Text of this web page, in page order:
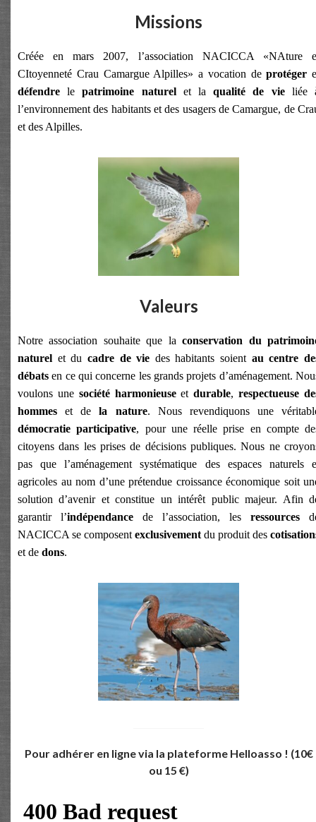
Missions
Créée en mars 2007, l’association NACICCA «NAture
CItoyenneté Crau Camargue Alpilles» a vocation deprotéger
défendre lepatrimoine naturelet laqualité de vieliée
l’environnement des habitants et des usagers de Camargue, de
et des Alpilles.
Valeurs
Notre association souhaite que laconservation du
naturel et du cadre de vie des habitants soient au centre
débats en ce qui concerne les grands projets d’aménagement.
voulons une société harmonieuseetdurable,respectueuse
hommes et dela nature. Nous revendiquons une
démocratie participative, pour une réelle prise en compte
citoyens dans les prises de décisions publiques. Nous ne
pas que l’aménagement systématique des espaces naturels
agricoles au nom d’une prétendue croissance économique soit
solution d’avenir et constitue un intérêt public majeur. Afin
garantir l’indépendance de l’association, les ressources
NACICCA se composent exclusivement du produit des
et de dons.
Pour adhérer en ligne via la plateforme Helloasso ! (10€
ou 15 €)